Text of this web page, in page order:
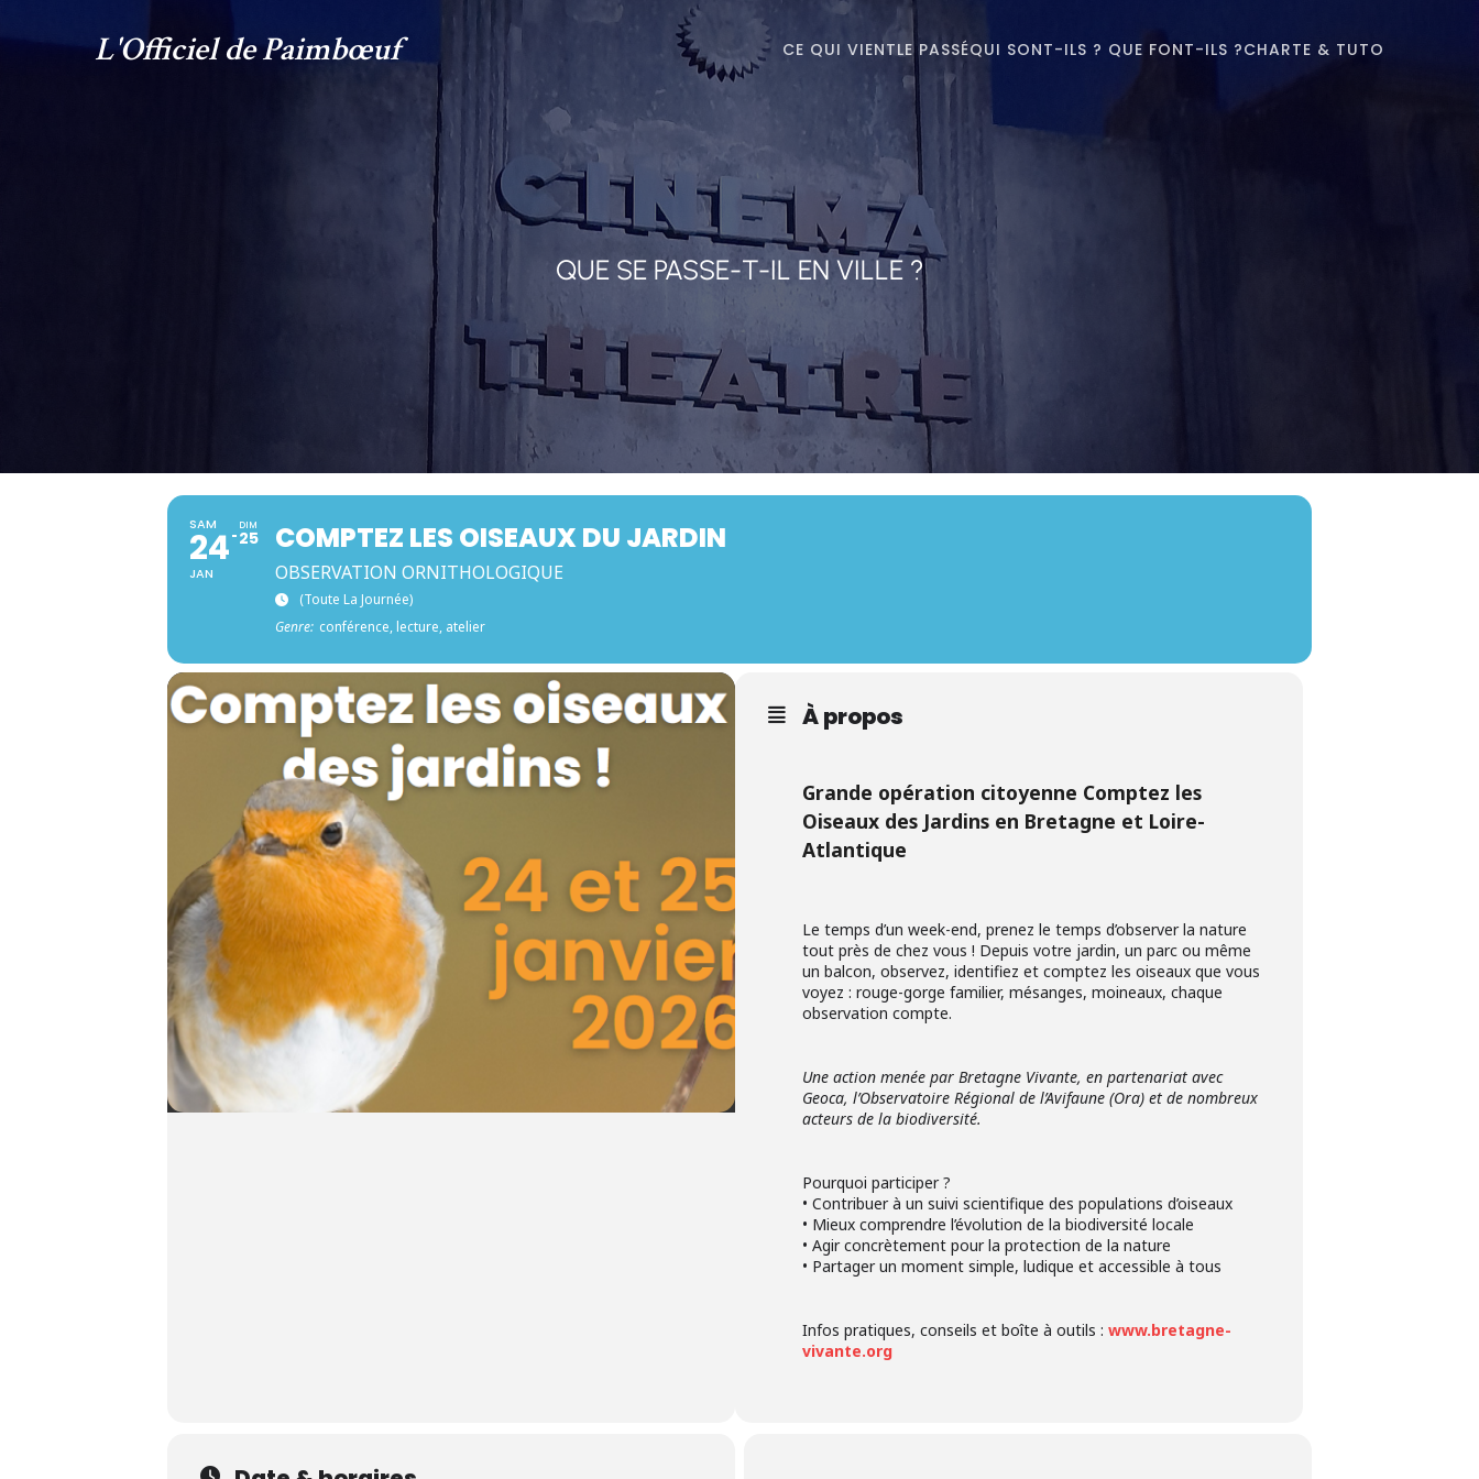
L'Officiel de Paimbœuf CE QUI VIENTLE PASSÉQUI SONT-ILS ? QUE FONT-ILS ?CHARTE & TUTO
QUE SE PASSE-T-IL EN VILLE ?
SAM
24
JAN
DIM
25 COMPTEZ LES OISEAUX DU JARDIN
OBSERVATION ORNITHOLOGIQUE
(toute La Journée)
Genre: conférence, lecture, atelier
À propos
Grande opération citoyenne Comptez les
Oiseaux des Jardins en Bretagne et Loire-
Atlantique
Le temps d’un week-end, prenez le temps d’observer la nature
tout près de chez vous ! Depuis votre jardin, un parc ou même
un balcon, observez, identifiez et comptez les oiseaux que vous
voyez : rouge-gorge familier, mésanges, moineaux, chaque
observation compte.
Une action menée par Bretagne Vivante, en partenariat avec
Geoca, l’Observatoire Régional de l’Avifaune (Ora) et de nombreux
acteurs de la biodiversité.
Pourquoi participer ?
• Contribuer à un suivi scientifique des populations d’oiseaux
• Mieux comprendre l’évolution de la biodiversité locale
• Agir concrètement pour la protection de la nature
• Partager un moment simple, ludique et accessible à tous
Infos pratiques, conseils et boîte à outils : www.bretagne-
vivante.org